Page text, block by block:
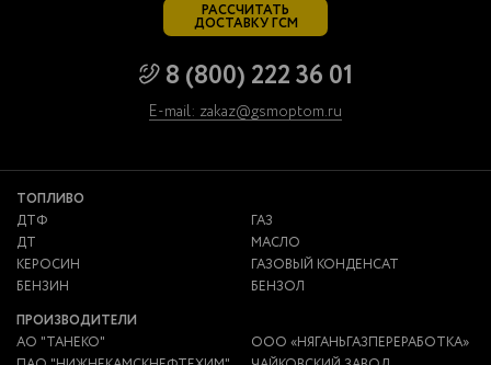
РАССЧИТАТЬ
ДОСТАВКУ ГСМ
8 (800) 222 36 01
E-mail: zakaz@gsmoptom.ru
ТОПЛИВО
ДТФ
ДТ
КЕРОСИН
БЕНЗИН
ГАЗ
МАСЛО
ГАЗОВЫЙ КОНДЕНСАТ
БЕНЗОЛ
ПРОИЗВОДИТЕЛИ
АО "ТАНЕКО"
ООО «НЯГАНЬГАЗПЕРЕРАБОТКА»